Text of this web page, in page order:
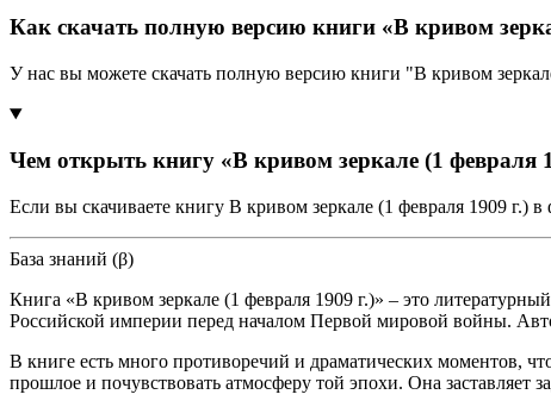
Как скачать полную версию книги «В кривом
У нас вы можете скачать полную версию книги "В кривом
Чем открыть книгу «В кривом зеркале (1 февраля
Если вы скачиваете книгу В кривом зеркале (1 февраля 1909
База знаний (β)
Книга «В кривом зеркале (1 февраля 1909 г.)» – это
Российской империи перед началом Первой мировой войны.
В книге есть много противоречий и драматических моментов,
прошлое и почувствовать атмосферу той эпохи. Она